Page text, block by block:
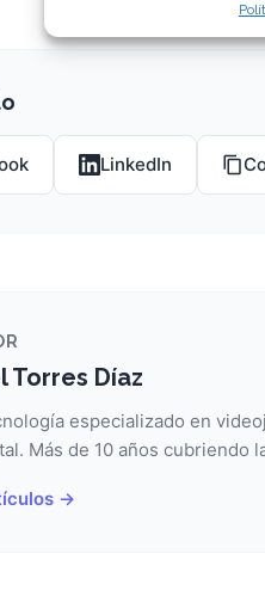
Garantizar la
fallos, Ofrecer y
LinkedIn
Torres Díaz
especializado en
Más de 10 años cubriendo
→